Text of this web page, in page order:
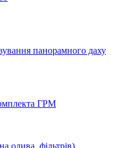
панорамного даху
ГРМ
олива, фільтрів)